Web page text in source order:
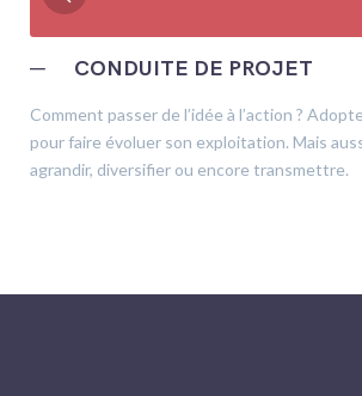
─ CONDUITE DE PROJET
Comment passer de l’idée à l’action ?
pour faire évoluer son exploitation. Mais
agrandir, diversifier ou encore transmettre.